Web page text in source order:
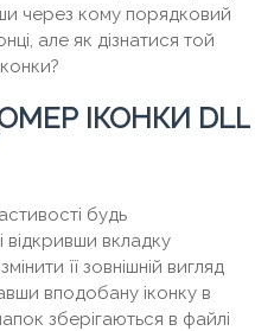
через кому порядковий
але як дізнатися той
ІКОНКИ DLL
будь
відкривши вкладку
її зовнішній вигляд
вподобану іконку в
зберігаються в файлі